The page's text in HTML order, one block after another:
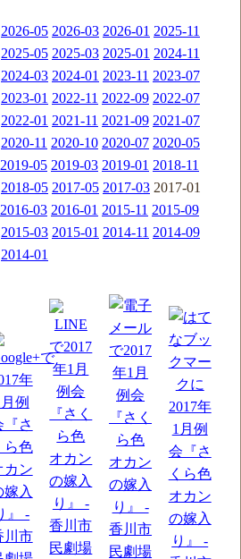
2026-05 2026-03 2026-01 2025-11
2025-05 2025-03 2025-01 2024-11
2024-03 2024-01 2023-11 2023-07
2023-01 2022-11 2022-09 2022-07
2022-01 2021-11 2021-09 2021-07
2020-11 2020-10 2020-07 2020-05
2019-05 2019-03 2019-01 2018-11
2018-05 2017-05 2017-03 2017-01
2016-03 2016-01 2015-11 2015-09
2015-03 2015-01 2014-11 2014-09
2014-01